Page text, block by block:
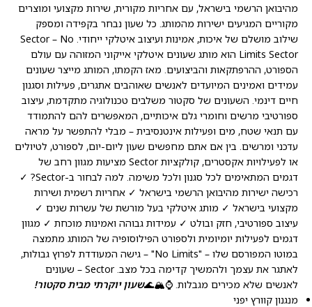
מהיבואן הרשמי בישראל, עם אחריות מקורית, שירות מקצועי ומוצרים
מקוריים המגיעים ישירות מהמותג. כל שעון נבחר בקפידה ומספק
שילוב מושלם של איכות, אמינות ועיצוב איטלקי ייחודי. Sector – No
Limits Sector הוא מותג שעונים איטלקי אייקוני המזוהה עם עולם
הספורט, ההרפתקאות והביצועים. מאז הקמתו, המותג מייצר שעונים
עמידים ואמינים המיועדים לאנשים שאוהבים אתגרים, פעילות וסגנון
חיים דינמי. השעונים של סקטור משלבים טכנולוגיה מתקדמת, עיצוב
ספורטיבי מרשים וחומרי גלם איכותיים, המאפשרים להם להתמודד
עם תנאי שטח, מים ופעילות אינטנסיבית – מבלי להתפשר על מראה
עדכני ומרשים. בין אם אתם מחפשים שעון ליום-יום, לספורט, לטיולים
או לפעילויות אקסטרים, קולקציות Sector מציעות מגוון רחב של
דגמים המתאימים לכל סגנון ולכל משימה. למה לבחור ב-Sector? ✓
רכישה ישירות מהיבואן הרשמי בישראל ✓ אחריות רשמית ושירות
מקצועי בישראל ✓ מותג איטלקי בעל מורשת של עשרות שנים ✓
עיצוב ספורטיבי, חזק ובולט ✓ עמידות גבוהה ואמינות מוכחת ✓ מגוון
דגמים לפעילות יומיומית ולספורט הפילוסופיה של המותג מתמצה
במוטו המפורסם שלו – "No Limits" – גישה המעודדת לפרוץ גבולות,
לאתגר את עצמך ולהמשיך קדימה בכל מצב. Sector – שעונים
לאנשים שלא מכירים מגבלות. ⌚🏔️🌊שעון יוקרתי מבית סקטור!
מנגנון קוורץ יפני